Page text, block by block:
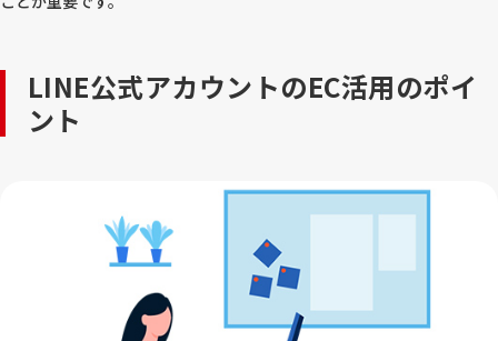
LINE公式アカウントのEC活用のポイ
ント